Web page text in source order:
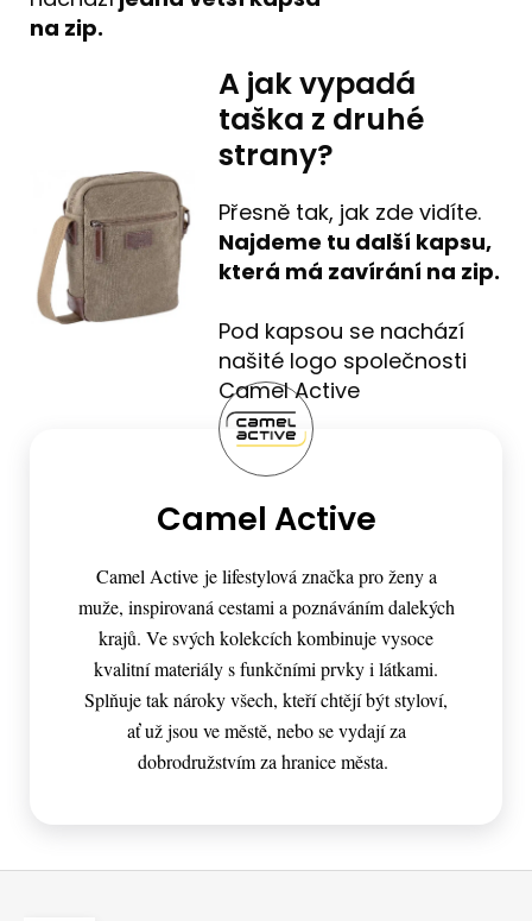
na zip.
A jak vypadá
taška z druhé
strany?
Přesně tak, jak zde vidíte.
Najdeme tu další kapsu,
která má zavírání na zip.
Pod kapsou se nachází
našité logo společnosti
Camel Active
Camel Active
Camel Active je lifestylová značka pro ženy a
muže, inspirovaná cestami a poznáváním dalekých
krajů. Ve svých kolekcích kombinuje vysoce
kvalitní materiály s funkčními prvky i látkami.
Splňuje tak nároky všech, kteří chtějí být styloví,
ať už jsou ve městě, nebo se vydají za
dobrodružstvím za hranice města.
Z